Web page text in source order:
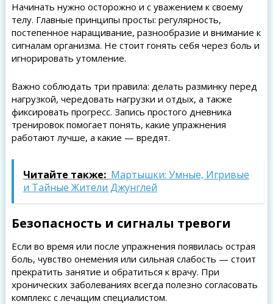
Начинать нужно осторожно и с уважением к своему
телу. Главные принципы просты: регулярность,
постепенное наращивание, разнообразие и внимание к
сигналам организма. Не стоит гонять себя через боль и
игнорировать утомление.
Важно соблюдать три правила: делать разминку перед
нагрузкой, чередовать нагрузки и отдых, а также
фиксировать прогресс. Запись простого дневника
тренировок помогает понять, какие упражнения
работают лучше, а какие — вредят.
Читайте также: Мартышки: Умные, Игривые
и Тайные Жители Джунглей
Безопасность и сигналы тревоги
Если во время или после упражнения появилась острая
боль, чувство онемения или сильная слабость — стоит
прекратить занятие и обратиться к врачу. При
хронических заболеваниях всегда полезно согласовать
комплекс с лечащим специалистом.